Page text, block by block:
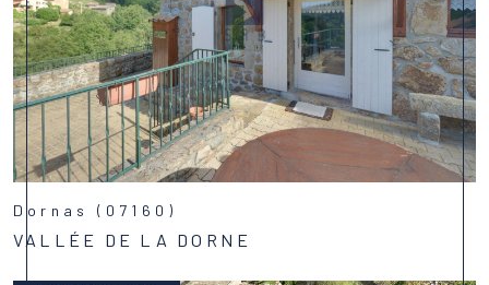
Dornas (07160)
VALLÉE DE LA DORNE